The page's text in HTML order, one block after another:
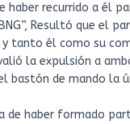
haber recurrido a él
Resultó que el
tanto él como su
la expulsión a
bastón de mando la
de haber formado